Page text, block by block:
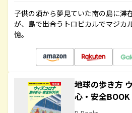
子供の頃から夢見ていた南の島に滞
が、島で出合うトロピカルでマジカ
憶。
地球の歩き方
心・安全BOOK